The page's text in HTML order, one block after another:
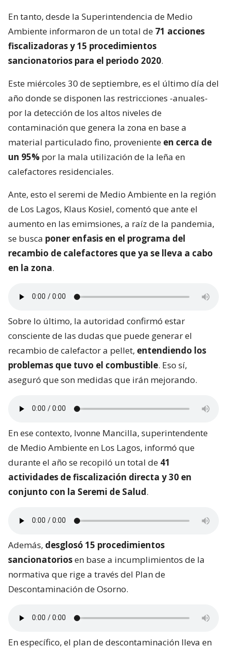
En tanto, desde la Superintendencia de Medio
Ambiente informaron de un total de 71 acciones
fiscalizadoras y 15 procedimientos
sancionatorios para el periodo 2020.
Este miércoles 30 de septiembre, es el último día del
año donde se disponen las restricciones -anuales-
por la detección de los altos niveles de
contaminación que genera la zona en base a
material particulado fino, proveniente en cerca de
un 95% por la mala utilización de la leña en
calefactores residenciales.
Ante, esto el seremi de Medio Ambiente en la región
de Los Lagos, Klaus Kosiel, comentó que ante el
aumento en las emimsiones, a raíz de la pandemia,
se busca poner enfasis en el programa del
recambio de calefactores que ya se lleva a cabo
en la zona.
Sobre lo último, la autoridad confirmó estar
consciente de las dudas que puede generar el
recambio de calefactor a pellet, entendiendo los
problemas que tuvo el combustible. Eso sí,
aseguró que son medidas que irán mejorando.
En ese contexto, Ivonne Mancilla, superintendente
de Medio Ambiente en Los Lagos, informó que
durante el año se recopiló un total de 41
actividades de fiscalización directa y 30 en
conjunto con la Seremi de Salud.
Además, desglosó 15 procedimientos
sancionatoriosen base a incumplimientos de la
normativa que rige a través del Plan de
Descontaminación de Osorno.
En específico, el plan de descontaminación lleva en